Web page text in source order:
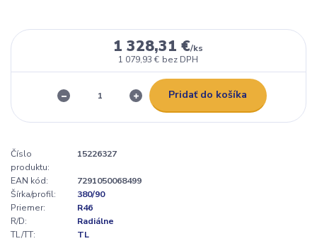
1 328,31 €/ks
1 079,93 € bez DPH
Pridať do košíka
Číslo
produktu:
15226327
EAN kód:
7291050068499
Šírka/profil:
380/90
Priemer:
R46
R/D:
Radiálne
TL/TT:
TL